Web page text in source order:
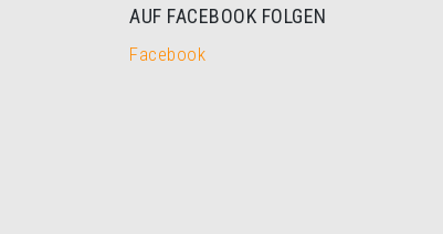
AUF FACEBOOK FOLGEN
Facebook